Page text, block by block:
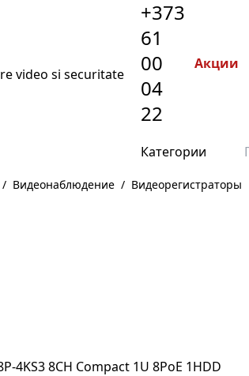
+373
61
00
04
22
Акции
Категории
/ Видеонаблюдение / Видеорегистраторы